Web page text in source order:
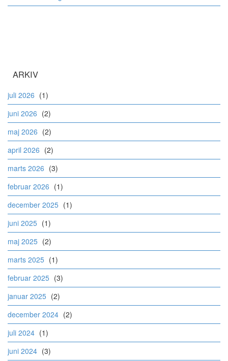
ARKIV
juli 2026 (1)
juni 2026 (2)
maj 2026 (2)
april 2026 (2)
marts 2026 (3)
februar 2026 (1)
december 2025 (1)
juni 2025 (1)
maj 2025 (2)
marts 2025 (1)
februar 2025 (3)
januar 2025 (2)
december 2024 (2)
juli 2024 (1)
juni 2024 (3)